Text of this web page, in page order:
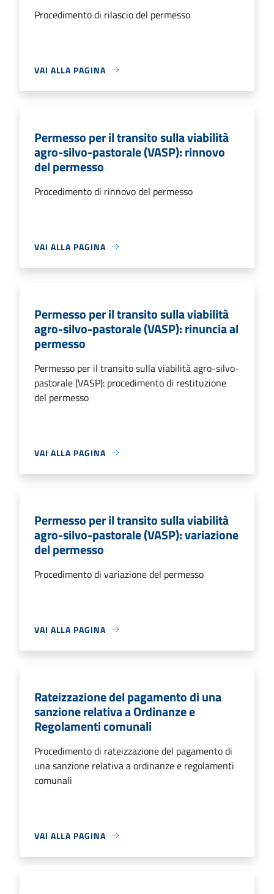
Procedimento di rilascio del permesso
VAI ALLA PAGINA
Permesso per il transito sulla viabilità
agro-silvo-pastorale (VASP): rinnovo
del permesso
Procedimento di rinnovo del permesso
VAI ALLA PAGINA
Permesso per il transito sulla viabilità
agro-silvo-pastorale (VASP): rinuncia al
permesso
Permesso per il transito sulla viabilità agro-silvo-
pastorale (VASP): procedimento di restituzione
del permesso
VAI ALLA PAGINA
Permesso per il transito sulla viabilità
agro-silvo-pastorale (VASP): variazione
del permesso
Procedimento di variazione del permesso
VAI ALLA PAGINA
Rateizzazione del pagamento di una
sanzione relativa a Ordinanze e
Regolamenti comunali
Procedimento di rateizzazione del pagamento di
una sanzione relativa a ordinanze e regolamenti
comunali
VAI ALLA PAGINA